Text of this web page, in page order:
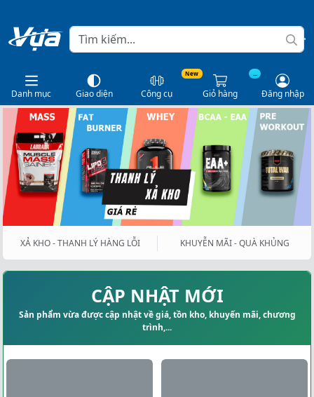
Danh mục Giao diện
New
Công cụ
...
Giỏ hàng Đăng nhập
XẢ KHO - THANH LÝ HÀNG LỖI KHUYỄN MÃI - QUÀ KHỦNG
CẬP NHẬT MỚI
Sản phẩm vừa được cập nhật về giá, tồn kho, khuyến mãi, chương
trình,...